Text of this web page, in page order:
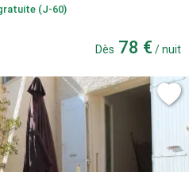
(J-60)
Dès 78 € / nuit